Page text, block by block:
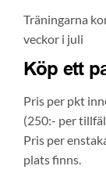
Träningarna
veckor i juli
Köp ett
Pris per pkt
(250:- per
Pris per
plats finns.